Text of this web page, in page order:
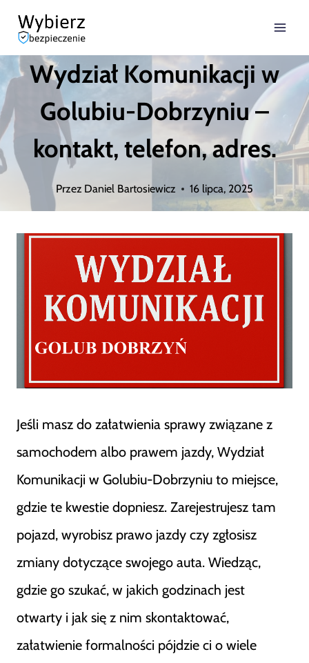
Przejdź
treści Wydział Komunikacji w
Golubiu-Dobrzyniu –
kontakt, telefon, adres.
Przez Daniel Bartosiewicz 16 lipca, 2025
Jeśli masz do załatwienia sprawy związane z
samochodem albo prawem jazdy, Wydział
Komunikacji w Golubiu-Dobrzyniu to miejsce,
gdzie te kwestie dopniesz. Zarejestrujesz tam
pojazd, wyrobisz prawo jazdy czy zgłosisz
zmiany dotyczące swojego auta. Wiedząc,
gdzie go szukać, w jakich godzinach jest
otwarty i jak się z nim skontaktować,
załatwienie formalności pójdzie ci o wiele